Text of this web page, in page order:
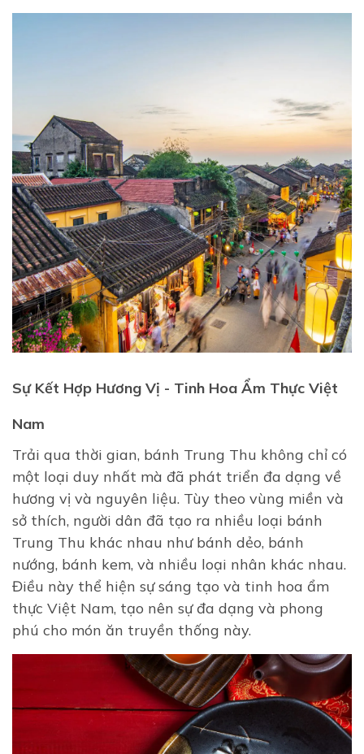
Sự Kết Hợp Hương Vị - Tinh Hoa Ẩm Thực Việt
Nam
Trải qua thời gian, bánh Trung Thu không chỉ có
một loại duy nhất mà đã phát triển đa dạng về
hương vị và nguyên liệu. Tùy theo vùng miền và
sở thích, người dân đã tạo ra nhiều loại bánh
Trung Thu khác nhau như bánh dẻo, bánh
nướng, bánh kem, và nhiều loại nhân khác nhau.
Điều này thể hiện sự sáng tạo và tinh hoa ẩm
thực Việt Nam, tạo nên sự đa dạng và phong
phú cho món ăn truyền thống này.